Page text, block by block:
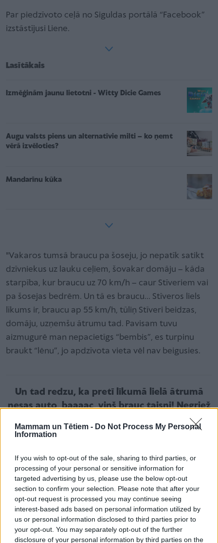
Mammam un Tētiem - Do Not Process My Personal
Information
If you wish to opt-out of the sale, sharing to third parties, or
processing of your personal or sensitive information for
targeted advertising by us, please use the below opt-out
section to confirm your selection. Please note that after your
opt-out request is processed you may continue seeing
interest-based ads based on personal information utilized by
us or personal information disclosed to third parties prior to
your opt-out. You may separately opt-out of the further
disclosure of your personal information by third parties on the
Par piedzīvoto ceļā no Siguldas portālā “Facebook”
izstāstījusi Liene.
Lasītākais
Izmēģinām jaunu lietotni - Witty Dicie Games
Augu valsts piens un alternatīvie milti – ko ņemt
vērā izvēloties?
Mandarīnu kūka
"Vakaros tumsā braucu pa šoseju, jo nepatīk satikt
dzīvniekus uz lauku ceļiem, šovakar domāju – kāda
starpība, kur braucu uz 70 km/h – caur Stīveriem vai
pa šosejas bedrēm. Un tā es braucu… Stīveros liels
līkums ir, braucu ap 55 km/h, tūliņ Stīveri beidzas,
domāju, uzņemšu ātrumu tad. Pavisam tuvu
aizmugurē man nepacietīgs “bembis”, es turpinu
braukt “lēnu”, jo apdzīvota vieta vēl nav beigusies.
Un tad redzu, ka pretī līkumā lielā ātrumā
nesas auto, baaaac, viņš brauc taisni! Negriež
līkumā! Aaaa – viņš ir manā joslā! Man pretī
brauc! Bērni!” – atstāstu sāk Liene.
Savu auto viņa tobrīd parāvusi pa labi grāvja
virzienā. Atskanējis troksnis, jo viņas sānā ietriecies
pretī braucošais auto, sagriežot viņu virpulī un
noraujot Lienes automašīnai aizmugurējo riteni.